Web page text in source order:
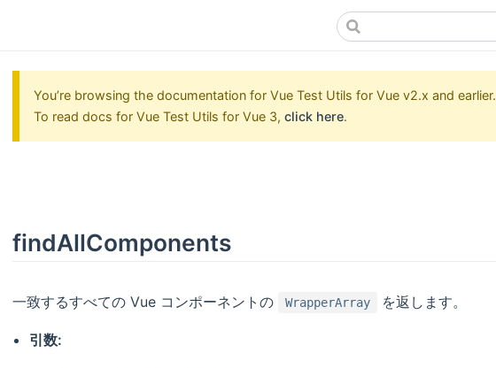
You’re browsing the documentation for Vue Test Utils for Vue v2.x and earlier.
To read docs for Vue Test Utils for Vue 3, click here.
findAllComponents
一致するすべての Vue コンポーネントの WrapperArray を返します。
引数: